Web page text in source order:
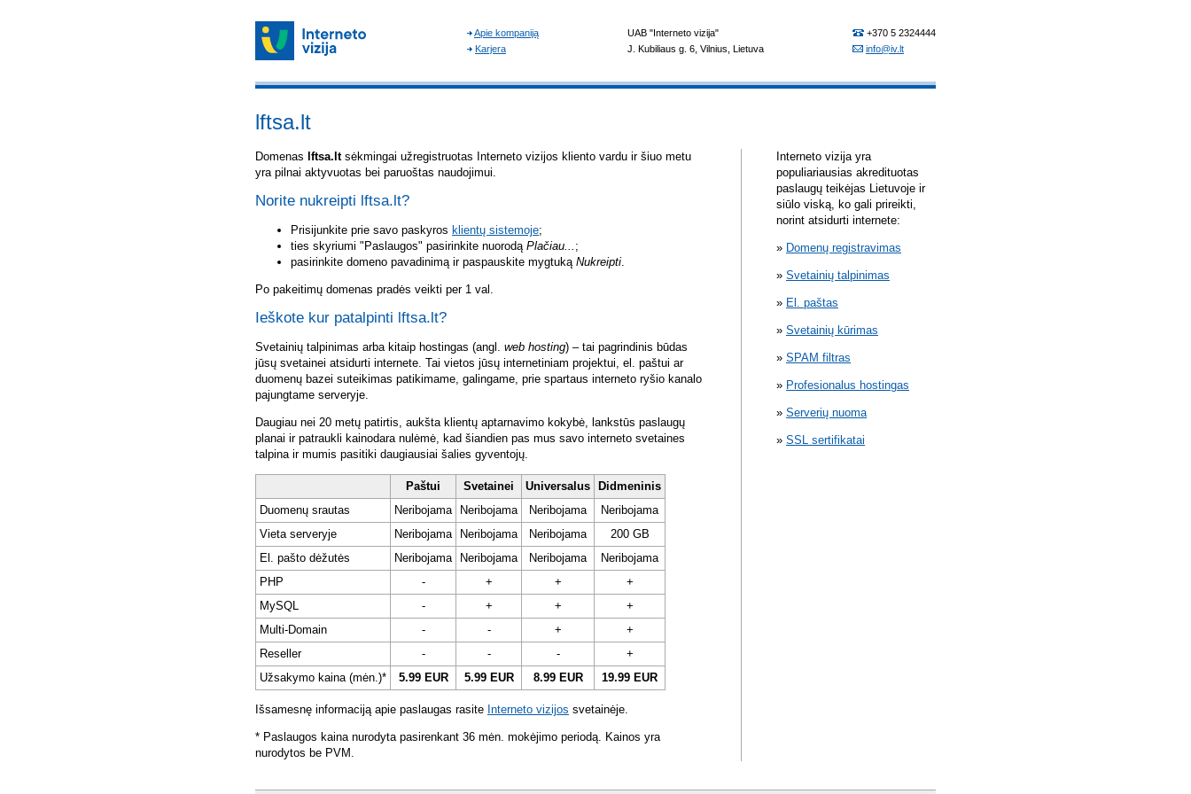
lftsa.lt
Domenas lftsa.ltsėkmingai užregistruotas Interneto vizijos kliento vardu ir šiuo metu
yra pilnai aktyvuotas bei paruoštas naudojimui.
Norite nukreipti lftsa.lt?
Prisijunkite prie savo paskyros klientų sistemoje;
ties skyriumi "Paslaugos" pasirinkite nuorodą Plačiau... ;
pasirinkite domeno pavadinimą ir paspauskite mygtuką Nukreipti.
Po pakeitimų domenas pradės veikti per 1 val.
Ieškote kur patalpinti lftsa.lt?
Svetainių talpinimas arba kitaip hostingas (angl. web hosting) – tai pagrindinis būdas
jūsų svetainei atsidurti internete. Tai vietos jūsų internetiniam projektui, el. paštui ar
duomenų bazei suteikimas patikimame, galingame, prie spartaus interneto ryšio kanalo
pajungtame serveryje.
Daugiau nei 20 metų patirtis, aukšta klientų aptarnavimo kokybė, lankstūs paslaugų
planai ir patraukli kainodara nulėmė, kad šiandien pas mus savo interneto svetaines
talpina ir mumis pasitiki daugiausiai šalies gyventojų.
Paštui Svetainei Universalus
Didmeninis
Duomenų srautas
Neribojama Neribojama Neribojama
Neribojama
Vieta serveryje
Neribojama Neribojama Neribojama
200 GB
El. pašto dėžutės
Neribojama Neribojama Neribojama
Neribojama
PHP
- + +
+
MySQL
- + +
+
Multi-Domain
- - +
+
Reseller
- - -
+
Užsakymo kaina (mėn.)*
5.99 EUR 5.99 EUR 8.99 EUR 19.99 EUR
Išsamesnę informaciją apie paslaugas rasite Interneto vizijos svetainėje.
* Paslaugos kaina nurodyta pasirenkant 36 mėn. mokėjimo periodą. Kainos yra
nurodytos be PVM.
Interneto vizija yra
populiariausias akredituotas
paslaugų teikėjas Lietuvoje ir
siūlo viską, ko gali prireikti,
norint atsidurti internete:
Domenų registravimas
Svetainių talpinimas
El. paštas
Svetainių kūrimas
SPAM filtras
Profesionalus hostingas
Serverių nuoma
SSL sertifikatai